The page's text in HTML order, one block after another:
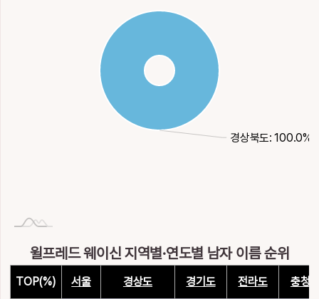
경상북도: 100.0%
윌프레드 웨이신 지역별·연도별 남자 이름 순위
TOP(%) 서울 경상도 경기도 전라도 충청